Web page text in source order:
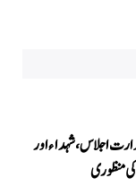
اجلاس، شہداء اور
منظوری